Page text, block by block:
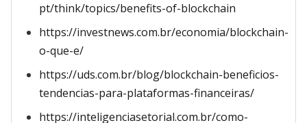
pt/think/topics/benefits-of-blockchain
https://investnews.com.br/economia/blockchain-
o-que-e/
https://uds.com.br/blog/blockchain-beneficios-
tendencias-para-plataformas-financeiras/
https://inteligenciasetorial.com.br/como-